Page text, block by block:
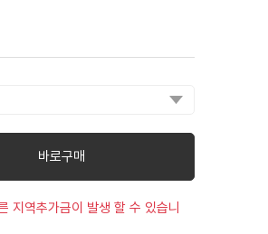
바로구매
지역추가금이 발생 할 수 있습니